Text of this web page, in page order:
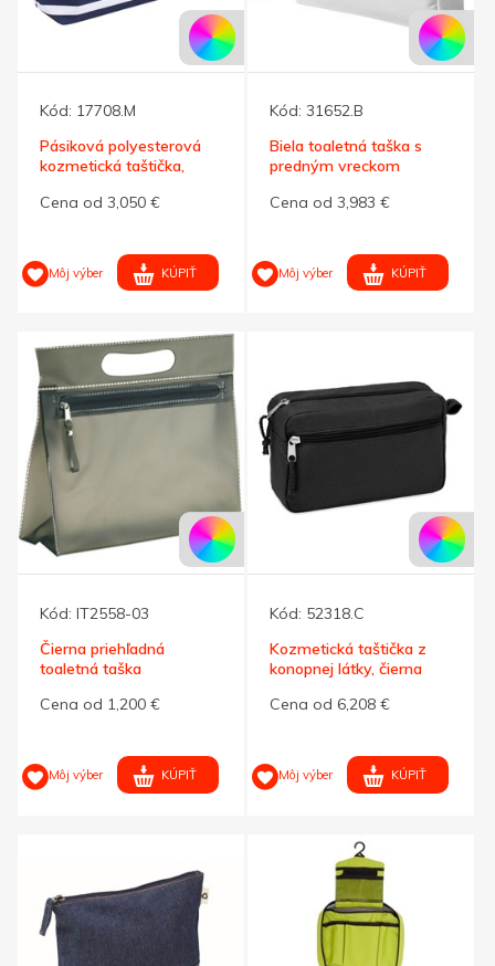
Kód: 17708.M
Pásiková polyesterová
kozmetická taštička,
Cena od 3,050 €
Môj výber KÚPIŤ
Kód: 31652.B
Biela toaletná taška s
predným vreckom
Cena od 3,983 €
Môj výber KÚPIŤ
Kód: IT2558-03
Čierna priehľadná
toaletná taška
Cena od 1,200 €
Môj výber KÚPIŤ
Kód: 52318.C
Kozmetická taštička z
konopnej látky, čierna
Cena od 6,208 €
Môj výber KÚPIŤ